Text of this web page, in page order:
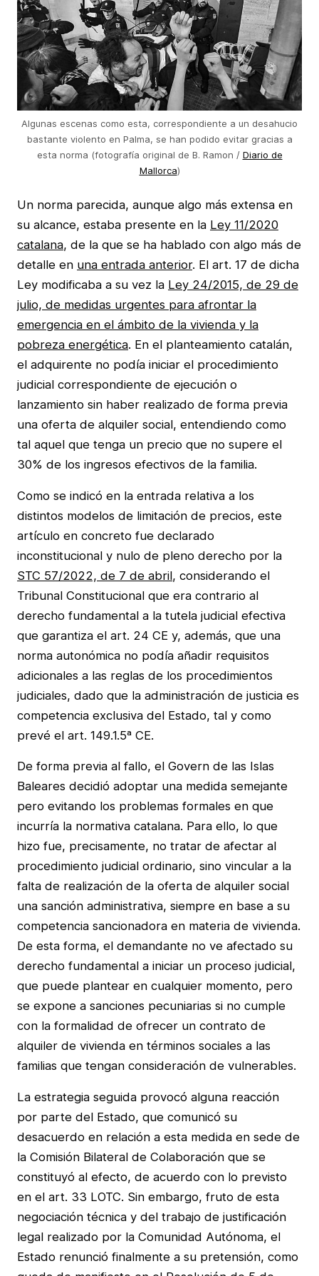
Algunas escenas como esta, correspondiente a un desahucio
bastante violento en Palma, se han podido evitar gracias a
esta norma (fotografía original de B. Ramon / Diario de
Mallorca)
Un norma parecida, aunque algo más extensa en
su alcance, estaba presente en la Ley 11/2020
catalana, de la que se ha hablado con algo más de
detalle en una entrada anterior. El art. 17 de dicha
Ley modificaba a su vez la Ley 24/2015, de 29 de
julio, de medidas urgentes para afrontar la
emergencia en el ámbito de la vivienda y la
pobreza energética. En el planteamiento catalán,
el adquirente no podía iniciar el procedimiento
judicial correspondiente de ejecución o
lanzamiento sin haber realizado de forma previa
una oferta de alquiler social, entendiendo como
tal aquel que tenga un precio que no supere el
30% de los ingresos efectivos de la familia.
Como se indicó en la entrada relativa a los
distintos modelos de limitación de precios, este
artículo en concreto fue declarado
inconstitucional y nulo de pleno derecho por la
STC 57/2022, de 7 de abril, considerando el
Tribunal Constitucional que era contrario al
derecho fundamental a la tutela judicial efectiva
que garantiza el art. 24 CE y, además, que una
norma autonómica no podía añadir requisitos
adicionales a las reglas de los procedimientos
judiciales, dado que la administración de justicia es
competencia exclusiva del Estado, tal y como
prevé el art. 149.1.5ª CE.
De forma previa al fallo, el Govern de las Islas
Baleares decidió adoptar una medida semejante
pero evitando los problemas formales en que
incurría la normativa catalana. Para ello, lo que
hizo fue, precisamente, no tratar de afectar al
procedimiento judicial ordinario, sino vincular a la
falta de realización de la oferta de alquiler social
una sanción administrativa, siempre en base a su
competencia sancionadora en materia de vivienda.
De esta forma, el demandante no ve afectado su
derecho fundamental a iniciar un proceso judicial,
que puede plantear en cualquier momento, pero
se expone a sanciones pecuniarias si no cumple
con la formalidad de ofrecer un contrato de
alquiler de vivienda en términos sociales a las
familias que tengan consideración de vulnerables.
La estrategia seguida provocó alguna reacción
por parte del Estado, que comunicó su
desacuerdo en relación a esta medida en sede de
la Comisión Bilateral de Colaboración que se
constituyó al efecto, de acuerdo con lo previsto
en el art. 33 LOTC. Sin embargo, fruto de esta
negociación técnica y del trabajo de justificación
legal realizado por la Comunidad Autónoma, el
Estado renunció finalmente a su pretensión, como